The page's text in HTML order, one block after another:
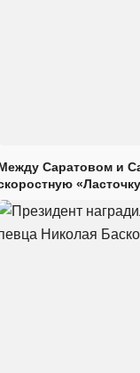
Саратовом и